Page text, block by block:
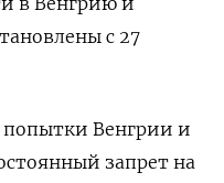
с 27
попытки Венгрии ⁠и
запрет на